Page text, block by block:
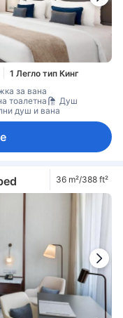
1 Легло тип Кинг
за вана
тоалетна
Душ
душ и вана
36 m²/388 ft²